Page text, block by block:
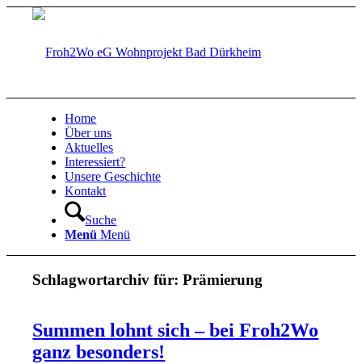
Home
Über uns
Aktuelles
Interessiert?
Unsere Geschichte
Kontakt
Suche
Menü Menü
Schlagwortarchiv für:Prämierung
Summen lohnt sich – bei Froh2Wo
ganz besonders!